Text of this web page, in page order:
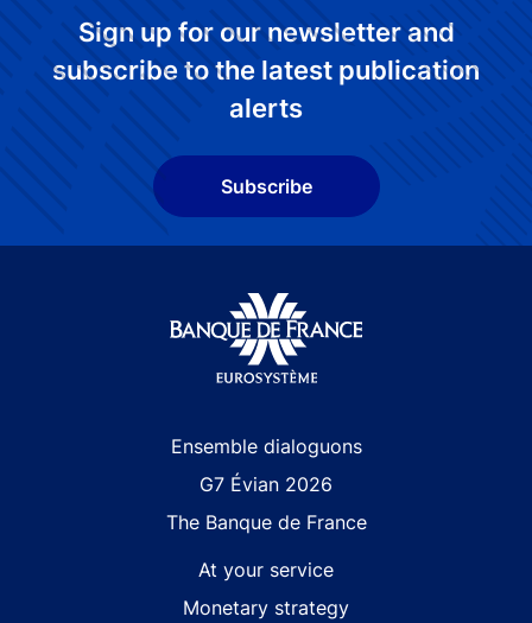
Sign up for our newsletter and
subscribe to the latest publication
alerts
Subscribe
Ensemble dialoguons
G7 Évian 2026
The Banque de France
At your service
Monetary strategy